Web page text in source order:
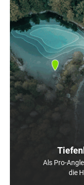
Als Pro-
die